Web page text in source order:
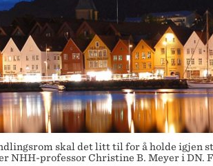
skal det litt til for å holde igjen
NHH-professor Christine B. Meyer i DN.